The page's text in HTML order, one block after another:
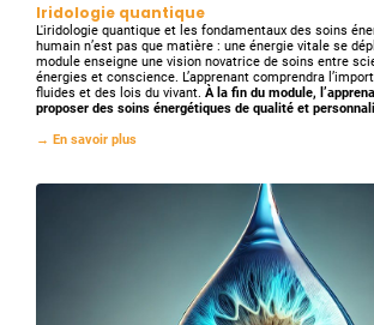
Iridologie quantique
L'iridologie quantique et les fondamentaux des soins
humain n’est pas que matière : une énergie vitale se
module enseigne une vision novatrice de soins entre
énergies et conscience. L’apprenant comprendra
fluides et des lois du vivant. À la fin du module,
proposer des soins énergétiques de qualité et
→ En savoir plus